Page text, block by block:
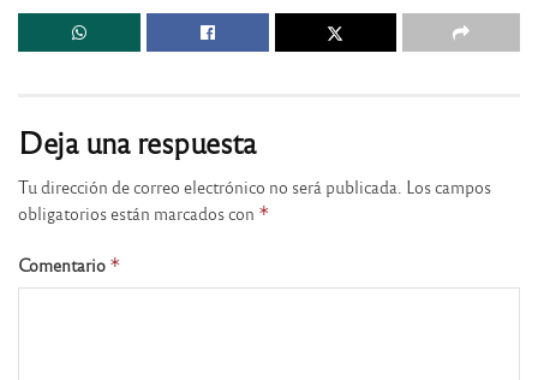
Deja una respuesta
Tu dirección de correo electrónico no será publicada. Los campos
obligatorios están marcados con *
Comentario *